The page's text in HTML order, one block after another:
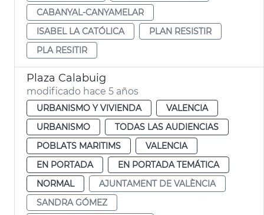
CABANYAL-CANYAMELAR
ISABEL LA CATÓLICA
PLAN RESISTIR
PLA RESITIR
Plaza Calabuig
modificado hace 5 años
URBANISMO Y VIVIENDA
VALENCIA
URBANISMO
TODAS LAS AUDIENCIAS
POBLATS MARITIMS
VALENCIA
EN PORTADA
EN PORTADA TEMÁTICA
NORMAL
AJUNTAMENT DE VALÈNCIA
SANDRA GÓMEZ